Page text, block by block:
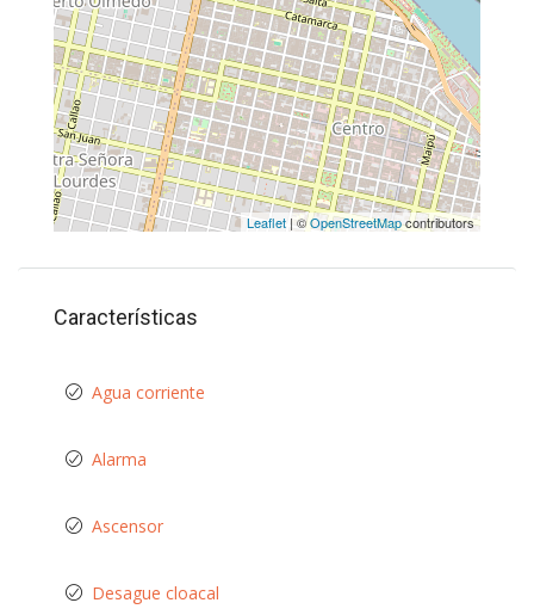
Leaflet | ©OpenStreetMapcontributors
Características
Agua corriente
Alarma
Ascensor
Desague cloacal